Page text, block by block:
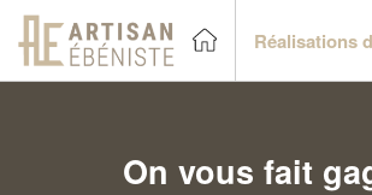
Réalisations
On vous fait